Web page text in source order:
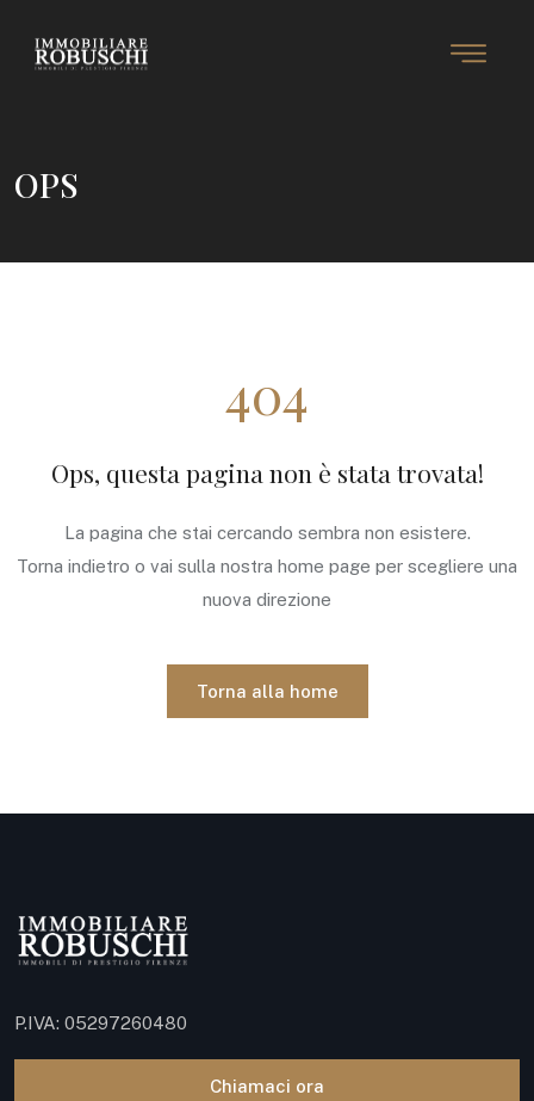
OPS
404
Ops, questa pagina non è stata trovata!
La pagina che stai cercando sembra non esistere.
Torna indietro o vai sulla nostra home page per scegliere una
nuova direzione
Torna alla home
P.IVA: 05297260480
Chiamaci ora